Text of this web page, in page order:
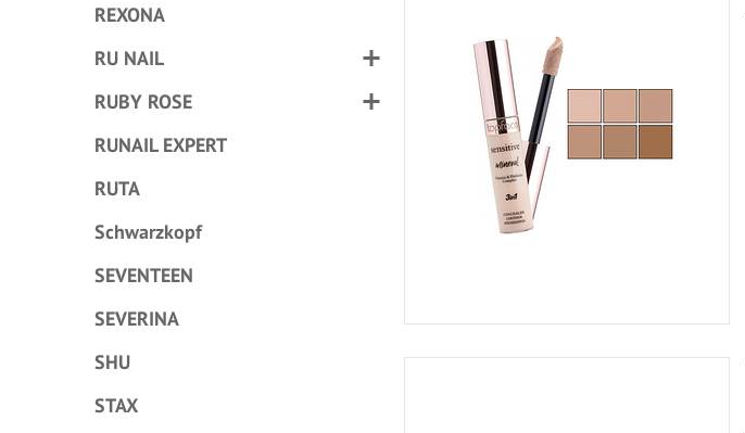
REXONA
RU NAIL
RUBY ROSE
RUNAIL EXPERT
RUTA
Schwarzkopf
SEVENTEEN
SEVERINA
SHU
STAX